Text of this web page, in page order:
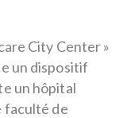
City Center »
un dispositif
un hôpital
faculté de